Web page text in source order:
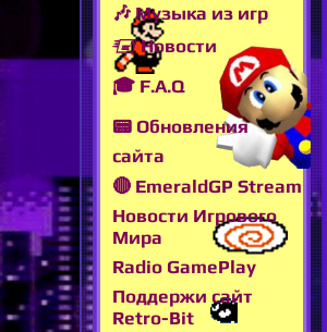
🎶 Музыка из игр
🖅 Новости
🎓 F.A.Q
📟 Обновления
сайта
🔴 EmeraldGP Stream
Новости Игрового
Мира
Radio GamePlay
Поддержи сайт
Retro-Bit